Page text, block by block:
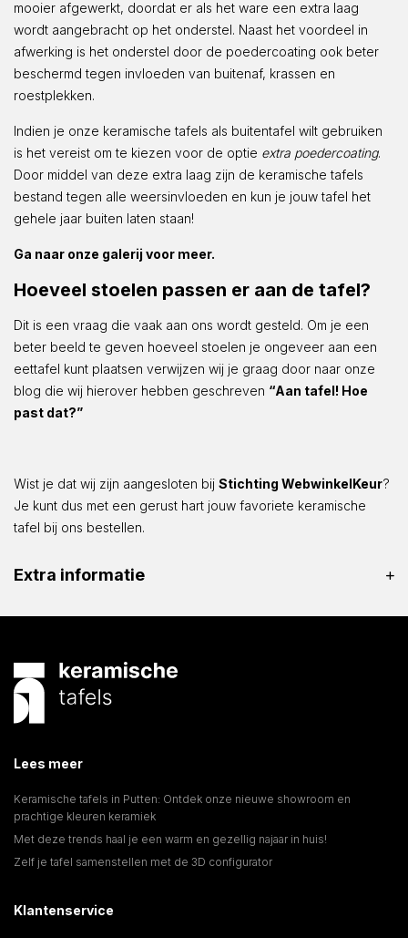
mooier afgewerkt, doordat er als het ware een extra laag
wordt aangebracht op het onderstel. Naast het voordeel in
afwerking is het onderstel door de poedercoating ook beter
beschermd tegen invloeden van buitenaf, krassen en
roestplekken.
Indien je onze keramische tafels als buitentafel wilt gebruiken
is het vereist om te kiezen voor de optie extra poedercoating.
Door middel van deze extra laag zijn de keramische tafels
bestand tegen alle weersinvloeden en kun je jouw tafel het
gehele jaar buiten laten staan!
Ga naar onze galerij voor meer.
Hoeveel stoelen passen er aan de tafel?
Dit is een vraag die vaak aan ons wordt gesteld. Om je een
beter beeld te geven hoeveel stoelen je ongeveer aan een
eettafel kunt plaatsen verwijzen wij je graag door naar onze
blog die wij hierover hebben geschreven “Aan tafel! Hoe
past dat?”
Wist je dat wij zijn aangesloten bij Stichting WebwinkelKeur?
Je kunt dus met een gerust hart jouw favoriete keramische
tafel bij ons bestellen.
Extra informatie
Lees meer
Keramische tafels in Putten: Ontdek onze nieuwe showroom en
prachtige kleuren keramiek
Met deze trends haal je een warm en gezellig najaar in huis!
Zelf je tafel samenstellen met de 3D configurator
Klantenservice